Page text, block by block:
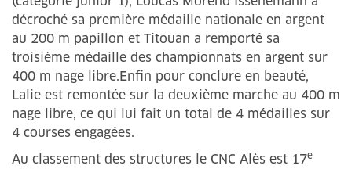
décroché sa première médaille nationale en argent
au 200 m papillon et Titouan a remporté sa
troisième médaille des championnats en argent sur
400 m nage libre.Enfin pour conclure en beauté,
Lalie est remontée sur la deuxième marche au 400 m
nage libre, ce qui lui fait un total de 4 médailles sur
4 courses engagées.
Au classement des structures le CNC Alès est 17e